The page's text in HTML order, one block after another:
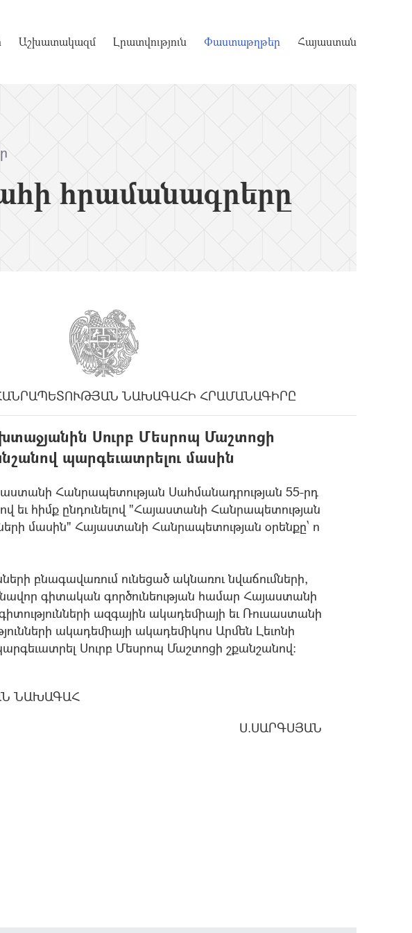
Աշխատակազմ Լրատվություն Փաստաթղթեր Հայաստան
հրամանագրերը
ՆԱԽԱԳԱՀԻ ՀՐԱՄԱՆԱԳԻՐԸ
Սուրբ Մեսրոպ Մաշտոցի
պարգեւատրելու մասին
Հանրապետության Սահմանադրության 55-րդ
եւ հիմք ընդունելով "Հայաստանի Հանրապետության
մասին" Հայաստանի Հանրապետության օրենքը` ո
բնագավառում ունեցած ակնառու նվաճումների,
գիտական գործունեության համար Հայաստանի
ազգային ակադեմիայի եւ Ռուսաստանի
ակադեմիայի ակադեմիկոս Արմեն Լեւոնի
Սուրբ Մեսրոպ Մաշտոցի շքանշանով:
ՆԱԽԱԳԱՀ
Ս.ՍԱՐԳՍՅԱՆ